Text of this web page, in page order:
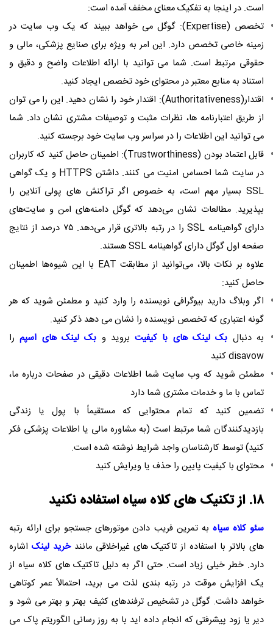
است. در اینجا به تفکیک معنای مخفف آمده است:
تخصص (Expertise): گوگل می خواهد ببیند که یک وب سایت در
زمینه خاصی تخصص دارد. این امر به ویژه برای صنایع پزشکی، مالی و
حقوقی مرتبط است. شما می توانید با ارائه اطلاعات واضح و دقیق و
استناد به منابع معتبر در محتوای خود تخصص ایجاد کنید.
اقتدار(Authoritativeness): اقتدار خود را نشان دهید. این را می توان
از طریق اعتبارنامه ها، نظرات مثبت و توصیفات مشتری نشان داد. شما
می توانید این اطلاعات را در سراسر وب سایت خود برجسته کنید.
قابل اعتماد بودن (Trustworthiness): اطمینان حاصل کنید که کاربران
در سایت شما احساس امنیت می کنند. داشتن HTTPS و یک گواهی
SSL بسیار مهم است، به خصوص اگر تراکنش های پولی آنلاین را
بپذیرید. مطالعات نشان می‌دهد که گوگل دامنه‌های امن و سایت‌های
دارای گواهینامه SSL
را در رتبه بالاتری قرار می‌دهد. ۷۵ درصد از نتایج
صفحه اول گوگل دارای گواهینامهSSLهستند.
علاوه بر نکات بالا، می‌توانید از مطابقت EAT با این شیوه‌ها اطمینان
حاصل کنید:
اگر وبلاگ دارید بیوگرافی نویسنده را وارد کنید و مطمئن شوید که هر
گونه اعتباری که تخصص نویسنده را نشان می دهد ذکر کنید.
به دنبال بک لینک های با کیفیتبروید و بک لینک های اسپمرا
disavowکنید
مطمئن شوید که وب سایت شما اطلاعات دقیقی در صفحات درباره ما،
تماس با ما و خدمات مشتری شما دارد
تضمین کنید که تمام محتوایی که مستقیماً با پول یا زندگی
بازدیدکنندگان شما مرتبط است (به مشاوره مالی یا اطلاعات پزشکی فکر
کنید) توسط کارشناسان واجد شرایط نوشته شده است.
محتوای با کیفیت پایین را حذف یا ویرایش کنید
۱۸. از تکنیک های کلاه سیاه استفاده نکنید
سئو کلاه سیاه به تمرین فریب دادن موتورهای جستجو برای ارائه رتبه
های بالاتر با استفاده از تاکتیک های غیراخلاقی مانندخرید لینک اشاره
دارد. خطر خیلی زیاد است. حتی اگر به دلیل تاکتیک های کلاه سیاه از
یک افزایش موقت در رتبه بندی لذت می برید، احتمالاً عمر کوتاهی
خواهد داشت. گوگل در تشخیص ترفندهای کثیف بهتر و بهتر می شود و
دیر یا زود پیشرفتی که انجام داده اید با به روز رسانی الگوریتم پاک می